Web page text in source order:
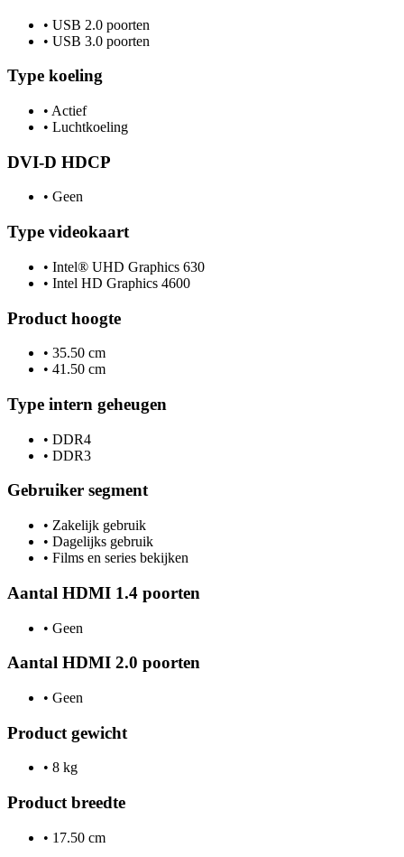
• USB 2.0 poorten
• USB 3.0 poorten
Type koeling
• Actief
• Luchtkoeling
DVI-D HDCP
• Geen
Type videokaart
• Intel® UHD Graphics 630
• Intel HD Graphics 4600
Product hoogte
• 35.50 cm
• 41.50 cm
Type intern geheugen
• DDR4
• DDR3
Gebruiker segment
• Zakelijk gebruik
• Dagelijks gebruik
• Films en series bekijken
Aantal HDMI 1.4 poorten
• Geen
Aantal HDMI 2.0 poorten
• Geen
Product gewicht
• 8 kg
Product breedte
• 17.50 cm